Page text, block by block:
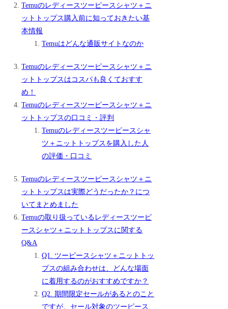
Temuのレディースツーピースシャツ＋ニ
ットトップス購入前に知っておきたい基
本情報
Temuはどんな通販サイトなのか
Temuのレディースツーピースシャツ＋ニ
ットトップスはコスパも良くておすす
め！
Temuのレディースツーピースシャツ＋ニ
ットトップスの口コミ・評判
Temuのレディースツーピースシャ
ツ＋ニットトップスを購入した人
の評価・口コミ
Temuのレディースツーピースシャツ＋ニ
ットトップスは実際どうだったか？につ
いてまとめました
Temuの取り扱っているレディースツーピ
ースシャツ＋ニットトップスに関する
Q&A
Q1. ツーピースシャツ＋ニットトッ
プスの組み合わせは、どんな場面
に着用するのがおすすめですか？
Q2. 期間限定セールがあるとのこと
ですが、セール対象のツーピース